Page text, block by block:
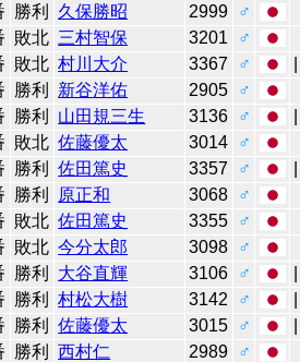
勝利 久保勝昭 2999
♂
敗北 三村智保 3201
♂
敗北 村川大介 3367 ♂
勝利 新谷洋佑 2905
♂
勝利 山田規三生 3136 ♂
敗北 佐藤優太 3014
♂
勝利 佐田篤史 3357 ♂
勝利 原正和 3068
♂
敗北 佐田篤史 3355
♂
敗北 今分太郎 3098
♂
勝利 大谷直輝 3106 ♂
勝利 村松大樹 3142 ♂
勝利 佐藤優太 3015 ♂
勝利 西村仁 2989
♂